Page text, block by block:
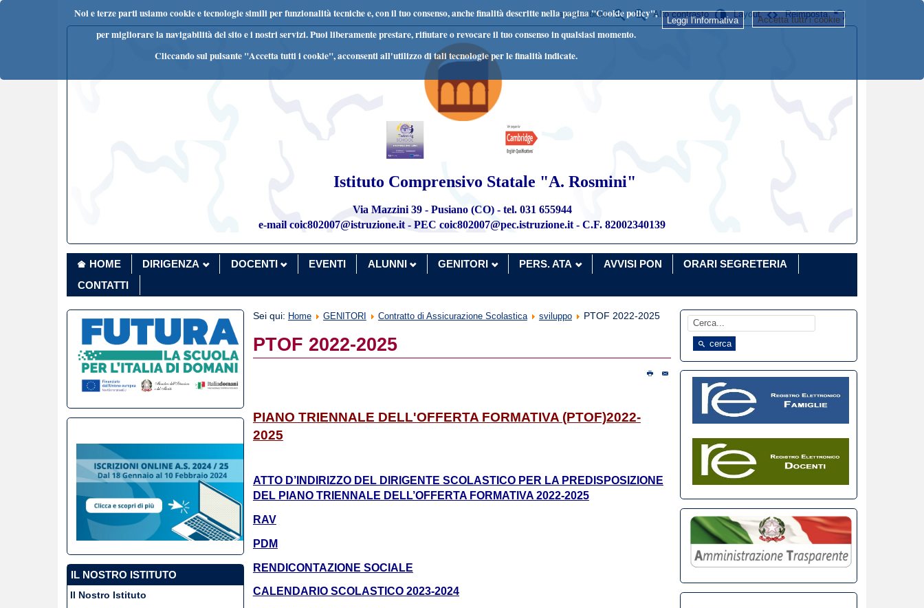
Noi e terze parti usiamo cookie e tecnologie simili per funzionalità tecniche e, con il tuo consenso, anche finalità descritte nella pagina "Cookie policy",
per migliorare la navigabilità del sito e i nostri servizi. Puoi liberamente prestare, rifiutare o revocare il tuo consenso in qualsiasi momento.
Cliccando sul pulsante "Accetta tutti i cookie", acconsenti all'utilizzo di tali tecnologie per le finalità indicate.
Leggi l'informativa Accetta tutti i cookie
accessibilità Alto contrasto Layout Reimposta
Istituto Comprensivo Statale "A. Rosmini"
Via Mazzini 39 - Pusiano (CO) - tel. 031 655944
e-mail coic802007@istruzione.it - PEC coic802007@pec.istruzione.it - C.F. 82002340139
HOME DIRIGENZA DOCENTI EVENTI ALUNNI GENITORI PERS. ATA AVVISI PON
ORARI SEGRETERIA
CONTATTI
Sei qui: Home GENITORI Contratto di Assicurazione Scolastica sviluppo PTOF 2022-2025
PTOF 2022-2025
PIANO TRIENNALE DELL'OFFERTA FORMATIVA (PTOF)2022-
2025
ATTO D’INDIRIZZO DEL DIRIGENTE SCOLASTICO PER LA PREDISPOSIZIONE
DEL PIANO TRIENNALE DELL’OFFERTA FORMATIVA 2022-2025
RAV
PDM
RENDICONTAZIONE SOCIALE
CALENDARIO SCOLASTICO 2023-2024
IL NOSTRO ISTITUTO
Il Nostro Istituto
cerca